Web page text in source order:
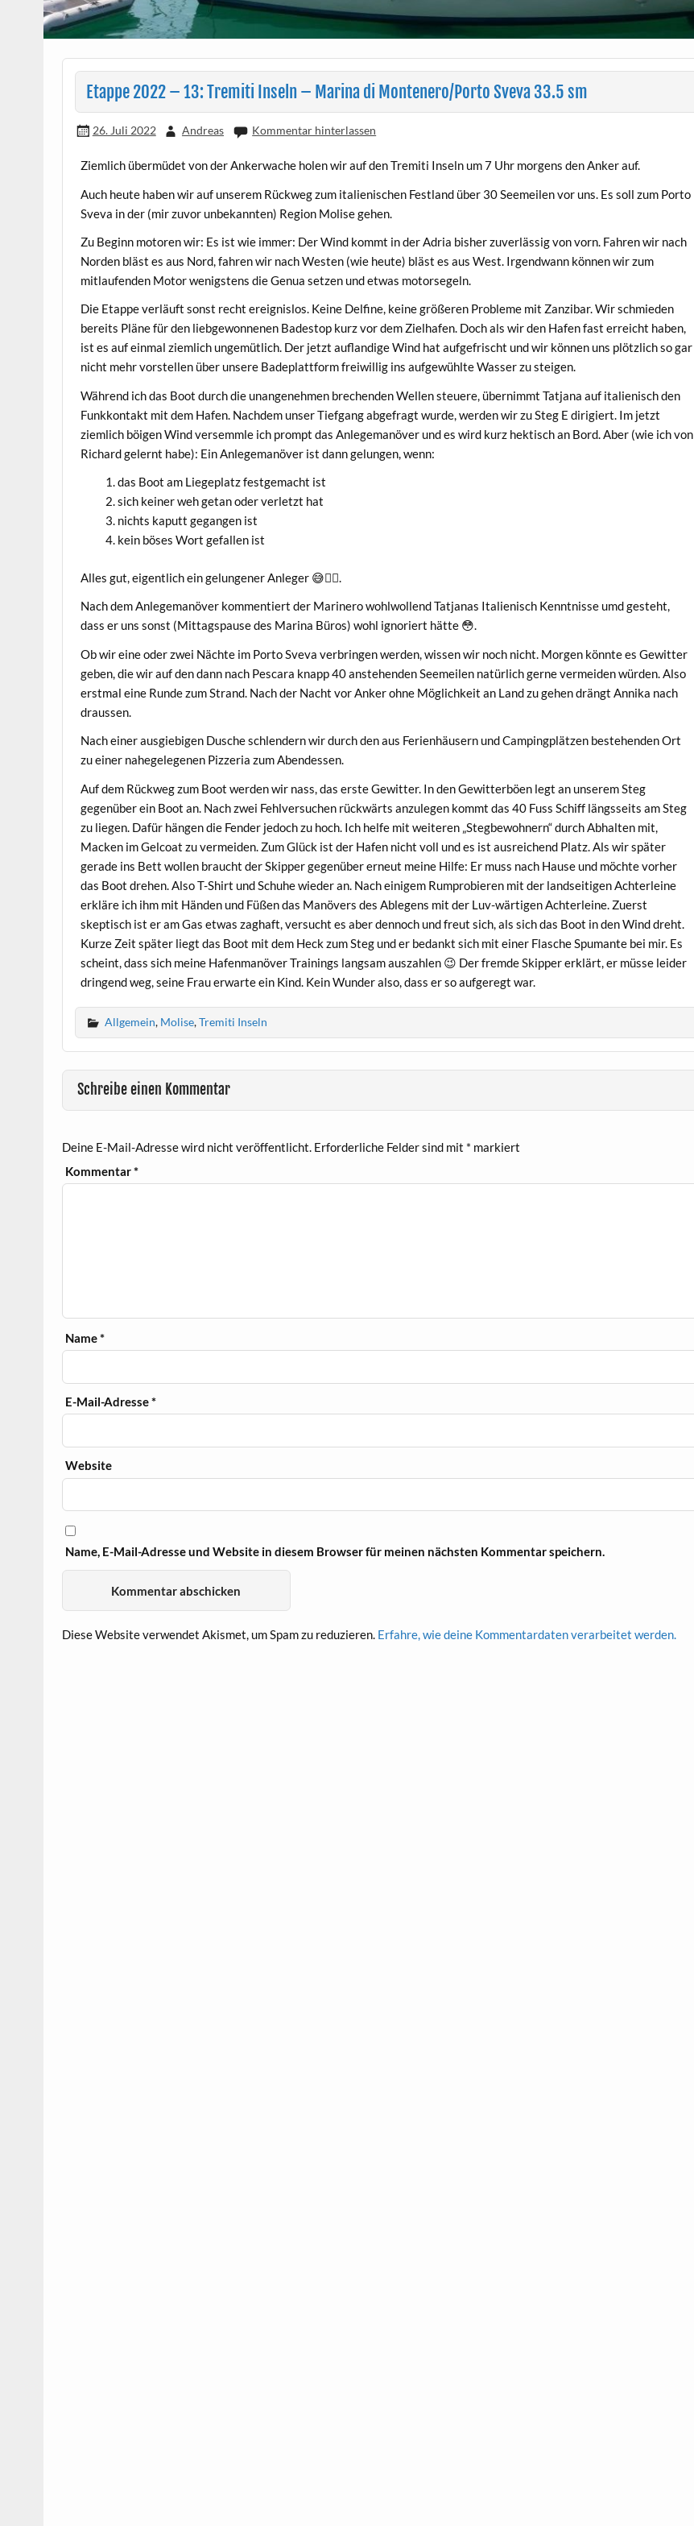
Etappe 2022 – 13: Tremiti Inseln – Marina di Montenero/Porto Sveva 33.5 sm
26. Juli 2022 Andreas Kommentar hinterlassen
Ziemlich übermüdet von der Ankerwache holen wir auf den Tremiti Inseln um 7 Uhr morgens den Anker auf.
Auch heute haben wir auf unserem Rückweg zum italienischen Festland über 30 Seemeilen vor uns. Es soll zum Porto
Sveva in der (mir zuvor unbekannten) Region Molise gehen.
Zu Beginn motoren wir: Es ist wie immer: Der Wind kommt in der Adria bisher zuverlässig von vorn. Fahren wir nach
Norden bläst es aus Nord, fahren wir nach Westen (wie heute) bläst es aus West. Irgendwann können wir zum
mitlaufenden Motor wenigstens die Genua setzen und etwas motorsegeln.
Die Etappe verläuft sonst recht ereignislos. Keine Delfine, keine größeren Probleme mit Zanzibar. Wir schmieden
bereits Pläne für den liebgewonnenen Badestop kurz vor dem Zielhafen. Doch als wir den Hafen fast erreicht haben,
ist es auf einmal ziemlich ungemütlich. Der jetzt auflandige Wind hat aufgefrischt und wir können uns plötzlich so gar
nicht mehr vorstellen über unsere Badeplattform freiwillig ins aufgewühlte Wasser zu steigen.
Während ich das Boot durch die unangenehmen brechenden Wellen steuere, übernimmt Tatjana auf italienisch den
Funkkontakt mit dem Hafen. Nachdem unser Tiefgang abgefragt wurde, werden wir zu Steg E dirigiert. Im jetzt
ziemlich böigen Wind versemmle ich prompt das Anlegemanöver und es wird kurz hektisch an Bord. Aber (wie ich von
Richard gelernt habe): Ein Anlegemanöver ist dann gelungen, wenn:
das Boot am Liegeplatz festgemacht ist
sich keiner weh getan oder verletzt hat
nichts kaputt gegangen ist
kein böses Wort gefallen ist
Alles gut, eigentlich ein gelungener Anleger 😅🤷‍♂️.
Nach dem Anlegemanöver kommentiert der Marinero wohlwollend Tatjanas Italienisch Kenntnisse umd gesteht,
dass er uns sonst (Mittagspause des Marina Büros) wohl ignoriert hätte 😳.
Ob wir eine oder zwei Nächte im Porto Sveva verbringen werden, wissen wir noch nicht. Morgen könnte es Gewitter
geben, die wir auf den dann nach Pescara knapp 40 anstehenden Seemeilen natürlich gerne vermeiden würden. Also
erstmal eine Runde zum Strand. Nach der Nacht vor Anker ohne Möglichkeit an Land zu gehen drängt Annika nach
draussen.
Nach einer ausgiebigen Dusche schlendern wir durch den aus Ferienhäusern und Campingplätzen bestehenden Ort
zu einer nahegelegenen Pizzeria zum Abendessen.
Auf dem Rückweg zum Boot werden wir nass, das erste Gewitter. In den Gewitterböen legt an unserem Steg
gegenüber ein Boot an. Nach zwei Fehlversuchen rückwärts anzulegen kommt das 40 Fuss Schiff längsseits am Steg
zu liegen. Dafür hängen die Fender jedoch zu hoch. Ich helfe mit weiteren „Stegbewohnern“ durch Abhalten mit,
Macken im Gelcoat zu vermeiden. Zum Glück ist der Hafen nicht voll und es ist ausreichend Platz. Als wir später
gerade ins Bett wollen braucht der Skipper gegenüber erneut meine Hilfe: Er muss nach Hause und möchte vorher
das Boot drehen. Also T-Shirt und Schuhe wieder an. Nach einigem Rumprobieren mit der landseitigen Achterleine
erkläre ich ihm mit Händen und Füßen das Manövers des Ablegens mit der Luv-wärtigen Achterleine. Zuerst
skeptisch ist er am Gas etwas zaghaft, versucht es aber dennoch und freut sich, als sich das Boot in den Wind dreht.
Kurze Zeit später liegt das Boot mit dem Heck zum Steg und er bedankt sich mit einer Flasche Spumante bei mir. Es
scheint, dass sich meine Hafenmanöver Trainings langsam auszahlen 😉 Der fremde Skipper erklärt, er müsse leider
dringend weg, seine Frau erwarte ein Kind. Kein Wunder also, dass er so aufgeregt war.
Allgemein, Molise,Tremiti Inseln
Schreibe einen Kommentar
Deine E-Mail-Adresse wird nicht veröffentlicht. Erforderliche Felder sind mit * markiert
Kommentar*
Name*
E-Mail-Adresse*
Website
Name, E-Mail-Adresse und Website in diesem Browser für meinen nächsten Kommentar speichern.
Diese Website verwendet Akismet, um Spam zu reduzieren. Erfahre, wie deine Kommentardaten verarbeitet werden.